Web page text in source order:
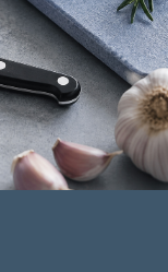
par 3 rivets en